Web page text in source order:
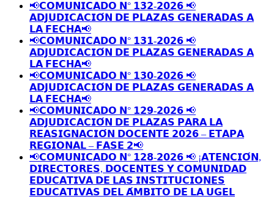
📢𝗖𝗢𝗠𝗨𝗡𝗜𝗖𝗔𝗗𝗢 𝗡° 𝟭𝟯𝟮-𝟮𝟬𝟮𝟲 📢
𝗔𝗗𝗝𝗨𝗗𝗜𝗖𝗔𝗖𝗜𝗢́𝗡 𝗗𝗘 𝗣𝗟𝗔𝗭𝗔𝗦 𝗚𝗘𝗡𝗘𝗥𝗔𝗗𝗔𝗦 𝗔
𝗟𝗔 𝗙𝗘𝗖𝗛𝗔📢
📢𝗖𝗢𝗠𝗨𝗡𝗜𝗖𝗔𝗗𝗢 𝗡° 𝟭𝟯𝟭-𝟮𝟬𝟮𝟲 📢
𝗔𝗗𝗝𝗨𝗗𝗜𝗖𝗔𝗖𝗜𝗢́𝗡 𝗗𝗘 𝗣𝗟𝗔𝗭𝗔𝗦 𝗚𝗘𝗡𝗘𝗥𝗔𝗗𝗔𝗦 𝗔
𝗟𝗔 𝗙𝗘𝗖𝗛𝗔📢
📢𝗖𝗢𝗠𝗨𝗡𝗜𝗖𝗔𝗗𝗢 𝗡° 𝟭𝟯𝟬-𝟮𝟬𝟮𝟲 📢
𝗔𝗗𝗝𝗨𝗗𝗜𝗖𝗔𝗖𝗜𝗢́𝗡 𝗗𝗘 𝗣𝗟𝗔𝗭𝗔𝗦 𝗚𝗘𝗡𝗘𝗥𝗔𝗗𝗔𝗦 𝗔
𝗟𝗔 𝗙𝗘𝗖𝗛𝗔📢
📢𝗖𝗢𝗠𝗨𝗡𝗜𝗖𝗔𝗗𝗢 𝗡° 𝟭𝟮𝟵-𝟮𝟬𝟮𝟲 📢
𝗔𝗗𝗝𝗨𝗗𝗜𝗖𝗔𝗖𝗜𝗢́𝗡 𝗗𝗘 𝗣𝗟𝗔𝗭𝗔𝗦 𝗣𝗔𝗥𝗔 𝗟𝗔
𝗥𝗘𝗔𝗦𝗜𝗚𝗡𝗔𝗖𝗜𝗢́𝗡 𝗗𝗢𝗖𝗘𝗡𝗧𝗘 𝟮𝟬𝟮𝟲 – 𝗘𝗧𝗔𝗣𝗔
𝗥𝗘𝗚𝗜𝗢𝗡𝗔𝗟 – 𝗙𝗔𝗦𝗘 𝟮📢
📢𝗖𝗢𝗠𝗨𝗡𝗜𝗖𝗔𝗗𝗢 𝗡° 𝟭𝟮𝟴-𝟮𝟬𝟮𝟲 📢 ¡𝗔𝗧𝗘𝗡𝗖𝗜𝗢́𝗡,
𝗗𝗜𝗥𝗘𝗖𝗧𝗢𝗥𝗘𝗦, 𝗗𝗢𝗖𝗘𝗡𝗧𝗘𝗦 𝗬 𝗖𝗢𝗠𝗨𝗡𝗜𝗗𝗔𝗗
𝗘𝗗𝗨𝗖𝗔𝗧𝗜𝗩𝗔 𝗗𝗘 𝗟𝗔𝗦 𝗜𝗡𝗦𝗧𝗜𝗧𝗨𝗖𝗜𝗢𝗡𝗘𝗦
𝗘𝗗𝗨𝗖𝗔𝗧𝗜𝗩𝗔𝗦 𝗗𝗘𝗟 𝗔́𝗠𝗕𝗜𝗧𝗢 𝗗𝗘 𝗟𝗔 𝗨𝗚𝗘𝗟